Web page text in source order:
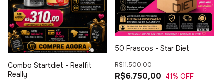
Combo Startdiet - Realfit
Really
50 Frascos - Star Diet
R$6.750,00
R$11.500,00
41% OFF